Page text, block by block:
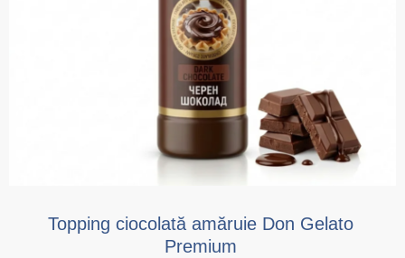
Topping ciocolată amăruie Don Gelato
Premium